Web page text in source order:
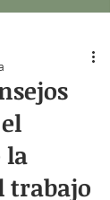
la
trabajo